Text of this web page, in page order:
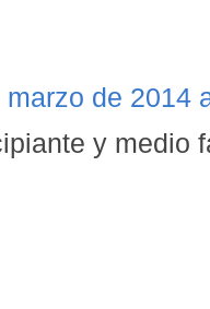
marzo de 2014
y medio